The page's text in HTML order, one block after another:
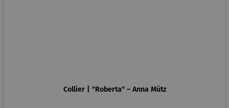
Collier | "Roberta" – Anna Mütz